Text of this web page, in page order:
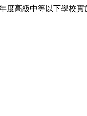
度高級中等以下學校